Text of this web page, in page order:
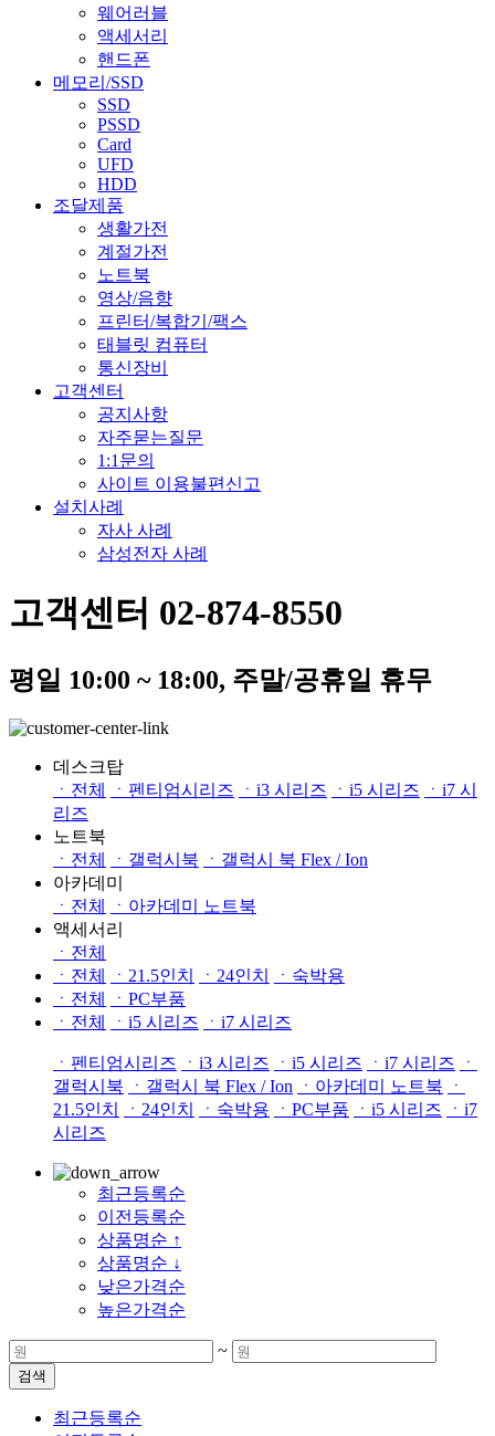
웨어러블
액세서리
핸드폰
메모리/SSD
SSD
PSSD
Card
UFD
HDD
조달제품
생활가전
계절가전
노트북
영상/음향
프린터/복합기/팩스
태블릿 컴퓨터
통신장비
고객센터
공지사항
자주묻는질문
1:1문의
사이트 이용불편신고
설치사례
자사 사례
삼성전자 사례
고객센터 02-874-8550
평일 10:00 ~ 18:00, 주말/공휴일 휴무
데스크탑
ㆍ전체
ㆍ펜티엄시리즈 ㆍi3 시리즈 ㆍi5 시리즈
ㆍi7 시
리즈
노트북
ㆍ전체
ㆍ갤럭시북
ㆍ갤럭시 북 Flex / Ion
아카데미
ㆍ전체
ㆍ아카데미 노트북
액세서리
ㆍ전체
ㆍ전체
ㆍ21.5인치 ㆍ24인치
ㆍ숙박용
ㆍ전체
ㆍPC부품
ㆍ전체
ㆍi5 시리즈 ㆍi7 시리즈
ㆍ펜티엄시리즈 ㆍi3 시리즈 ㆍi5 시리즈 ㆍi7 시리즈
ㆍ
갤럭시북
ㆍ갤럭시 북 Flex / Ion ㆍ아카데미 노트북
ㆍ
21.5인치
ㆍ24인치 ㆍ숙박용 ㆍPC부품 ㆍi5 시리즈
ㆍi7
시리즈
최근등록순
이전등록순
상품명순 ↑
상품명순 ↓
낮은가격순
높은가격순
~
검색
최근등록순